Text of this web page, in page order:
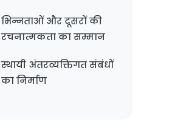
भिन्नताओं और दूसरों की
रचनात्मकता का सम्मान
स्थायी अंतरव्यक्तिगत संबंधों
का निर्माण